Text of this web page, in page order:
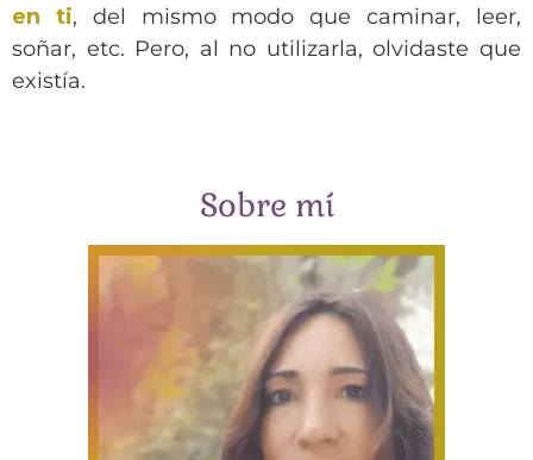
en ti, del mismo modo que caminar, leer,
soñar, etc. Pero, al no utilizarla, olvidaste que
existía.
Sobre mí